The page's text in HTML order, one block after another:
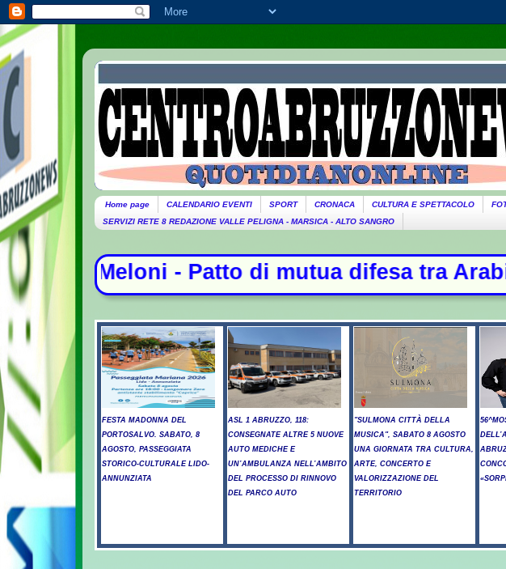
Home page CALENDARIO EVENTI SPORT CRONACA CULTURA E SPETTACOLO
SERVIZI RETE 8 REDAZIONE VALLE PELIGNA - MARSICA - ALTO SANGRO
mutua difesa tra Arabia Saudita,
FESTA MADONNA DEL
PORTOSALVO. SABATO, 8
AGOSTO, PASSEGGIATA
STORICO-CULTURALE LIDO-
ANNUNZIATA
ASL 1 ABRUZZO, 118:
CONSEGNATE ALTRE 5 NUOVE
AUTO MEDICHE E
UN’AMBULANZA NELL’AMBITO
DEL PROCESSO DI RINNOVO
DEL PARCO AUTO
"SULMONA CITTÀ DELLA
MUSICA", SABATO 8 AGOSTO
UNA GIORNATA TRA CULTURA,
ARTE, CONCERTO E
VALORIZZAZIONE DEL
TERRITORIO